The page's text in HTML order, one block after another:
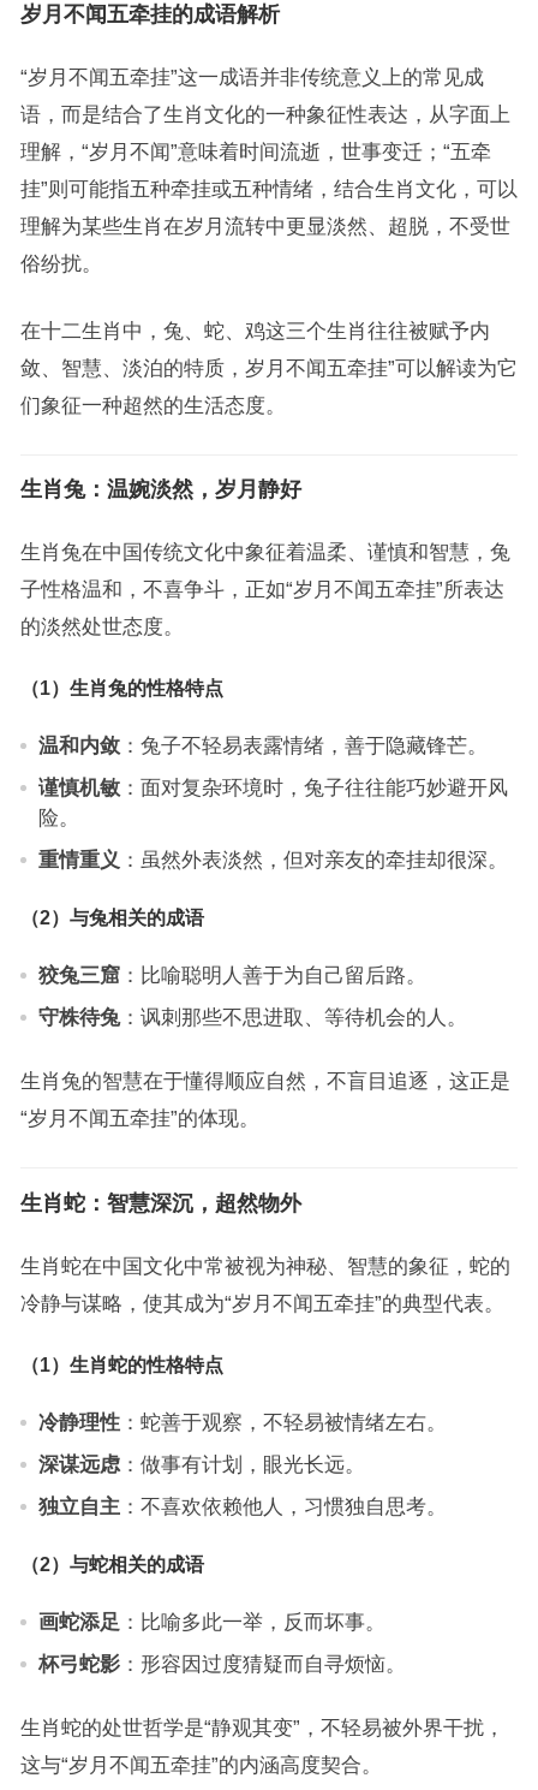
岁月不闻五牵挂的成语解析
“岁月不闻五牵挂”这一成语并非传统意义上的常见成
语，而是结合了生肖文化的一种象征性表达，从字面上
理解，“岁月不闻”意味着时间流逝，世事变迁；“五牵
挂”则可能指五种牵挂或五种情绪，结合生肖文化，可以
理解为某些生肖在岁月流转中更显淡然、超脱，不受世
俗纷扰。
在十二生肖中，兔、蛇、鸡这三个生肖往往被赋予内
敛、智慧、淡泊的特质，岁月不闻五牵挂”可以解读为它
们象征一种超然的生活态度。
生肖兔：温婉淡然，岁月静好
生肖兔在中国传统文化中象征着温柔、谨慎和智慧，兔
子性格温和，不喜争斗，正如“岁月不闻五牵挂”所表达
的淡然处世态度。
（1）生肖兔的性格特点
温和内敛：兔子不轻易表露情绪，善于隐藏锋芒。
谨慎机敏：面对复杂环境时，兔子往往能巧妙避开风
险。
重情重义 ：虽然外表淡然，但对亲友的牵挂却很深。
（2）与兔相关的成语
狡兔三窟：比喻聪明人善于为自己留后路。
守株待兔：讽刺那些不思进取、等待机会的人。
生肖兔的智慧在于懂得顺应自然，不盲目追逐，这正是
“岁月不闻五牵挂”的体现。
生肖蛇：智慧深沉，超然物外
生肖蛇在中国文化中常被视为神秘、智慧的象征，蛇的
冷静与谋略，使其成为“岁月不闻五牵挂”的典型代表。
（1）生肖蛇的性格特点
冷静理性：蛇善于观察，不轻易被情绪左右。
深谋远虑：做事有计划，眼光长远。
独立自主：不喜欢依赖他人，习惯独自思考。
（2）与蛇相关的成语
画蛇添足 ：比喻多此一举，反而坏事。
杯弓蛇影：形容因过度猜疑而自寻烦恼。
生肖蛇的处世哲学是“静观其变”，不轻易被外界干扰，
这与“岁月不闻五牵挂”的内涵高度契合。